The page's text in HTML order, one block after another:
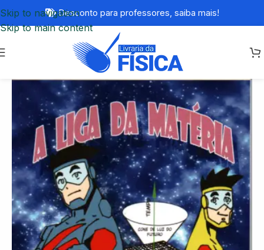
Skip to navigation
Skip to main content
Desconto para professores, saiba mais!